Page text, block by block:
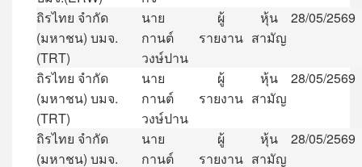
ถิรไทย จำกัด
(มหาชน) บมจ.
(TRT)
นาย
กานต์
วงษ์ปาน
ผู้
รายงาน
หุ้น
สามัญ
28/05/2569
ถิรไทย จำกัด
(มหาชน) บมจ.
(TRT)
นาย
กานต์
วงษ์ปาน
ผู้
รายงาน
หุ้น
สามัญ
28/05/2569
ถิรไทย จำกัด
(มหาชน) บมจ.
นาย
กานต์
ผู้
รายงาน
หุ้น
สามัญ
28/05/2569